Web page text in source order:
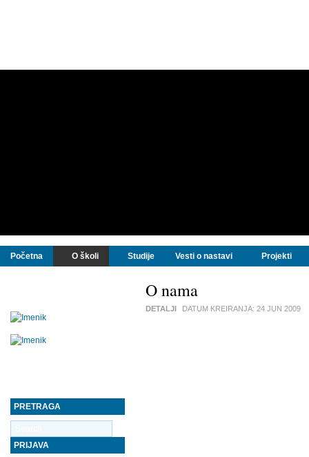
Početna O školi Studije Vesti o nastavi Projekti
O nama
DETALJI DATUM KREIRANJA: 24 JUN 2009
PRETRAGA
PRIJAVA